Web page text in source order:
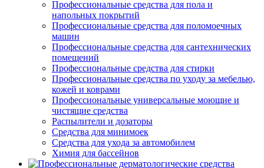
Профессиональные средства для пола и
напольных покрытий
Профессиональные средства для поломоечных
машин
Профессиональные средства для сантехнических
помещений
Профессиональные средства для стирки
Профессиональные средства по уходу за мебелью,
кожей и коврами
Профессиональные универсальные моющие и
чистящие средства
Распылители и дозаторы
Средства для минимоек
Средства для ухода за автомобилем
Химия для бассейнов